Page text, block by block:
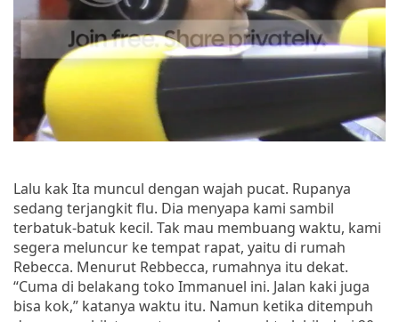
Lalu kak Ita muncul dengan wajah pucat. Rupanya
sedang terjangkit flu. Dia menyapa kami sambil
terbatuk-batuk kecil. Tak mau membuang waktu, kami
segera meluncur ke tempat rapat, yaitu di rumah
Rebecca. Menurut Rebbecca, rumahnya itu dekat.
“Cuma di belakang toko Immanuel ini. Jalan kaki juga
bisa kok,” katanya waktu itu. Namun ketika ditempuh